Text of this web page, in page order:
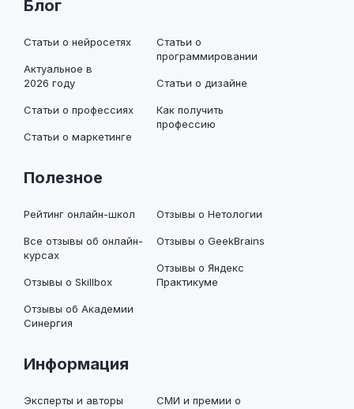
Блог
Статьи о нейросетях
Актуальное в
2026 году
Статьи о профессиях
Статьи о маркетинге
Статьи о
программировании
Статьи о дизайне
Как получить
профессию
Полезное
Рейтинг онлайн-школ
Все отзывы об онлайн-
курсах
Отзывы о Skillbox
Отзывы об Академии
Синергия
Отзывы о Нетологии
Отзывы о GeekBrains
Отзывы о Яндекс
Практикуме
Информация
Эксперты и авторы
СМИ и премии о